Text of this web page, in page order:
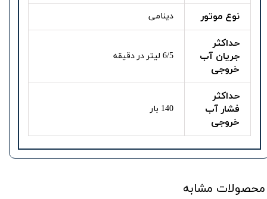
نوع موتور دینامی
حداکثر
جریان آب
خروجی
6/5 لیتر در دقیقه
حداکثر
فشار آب
خروجی
140 بار
محصولات مشابه